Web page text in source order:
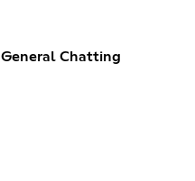
General Chatting